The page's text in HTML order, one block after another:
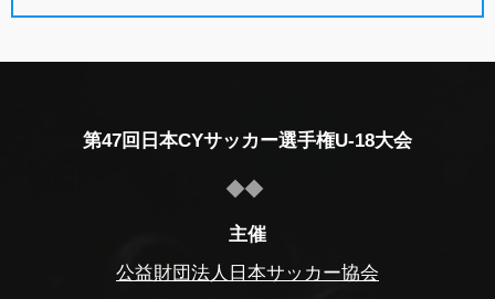
第47回日本CYサッカー選手権U-18大会
主催
公益財団法人日本サッカー協会